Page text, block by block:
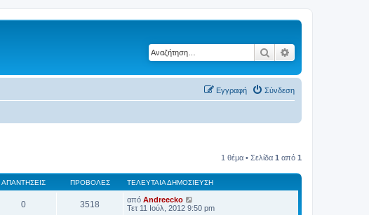
Αναζήτηση
Σύνδεση
Εγγραφή
1 θέμα • Σελίδα 1 από 1
ΑΠΑΝΤΉΣΕΙΣ ΠΡΟΒΟΛΈΣ ΤΕΛΕΥΤΑΊΑ ΔΗΜΟΣΊΕΥΣΗ
0 3518 από Andreecko
Τετ 11 Ιούλ, 2012 9:50 pm